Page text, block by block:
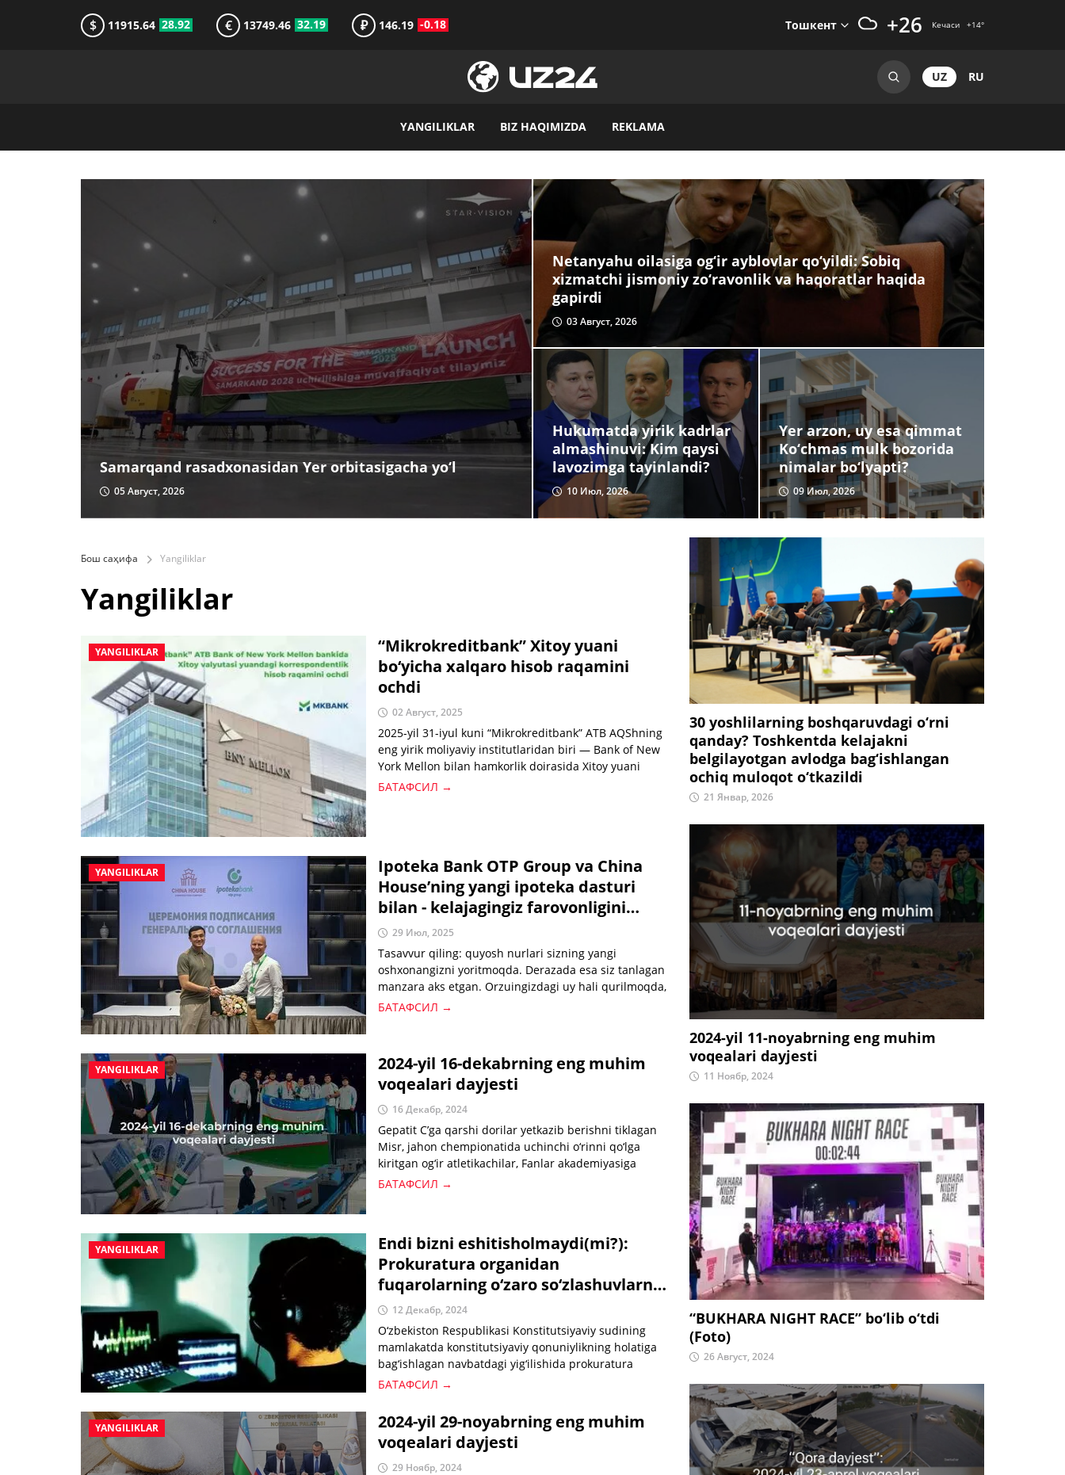
$ 11915.64 28.92 € 13749.46 32.19 ₽ 146.19 -0.18 Тошкент +26 Кечаси +14°
UZ RU
YANGILIKLAR BIZ HAQIMIZDA REKLAMA
Samarqand rasadxonasidan Yer orbitasigacha yo‘l
05 Август, 2026
Netanyahu oilasiga og‘ir ayblovlar qo‘yildi: Sobiq
xizmatchi jismoniy zo‘ravonlik va haqoratlar haqida
gapirdi
03 Август, 2026
Hukumatda yirik kadrlar
almashinuvi: Kim qaysi
lavozimga tayinlandi?
10 Июл, 2026
Yer arzon, uy esa qimmat
Ko‘chmas mulk bozorida
nimalar bo‘lyapti?
09 Июл, 2026
Бош саҳифа Yangiliklar
Yangiliklar
YANGILIKLAR
“Mikrokreditbank” Xitoy yuani
bo‘yicha xalqaro hisob raqamini
ochdi
02 Август, 2025
2025-yil 31-iyul kuni “Mikrokreditbank” ATB AQShning
eng yirik moliyaviy institutlaridan biri — Bank of New
York Mellon bilan hamkorlik doirasida Xitoy yuani
(CNY)da korrespondentlik hisob raqamini ochdi.
БАТАФСИЛ →
YANGILIKLAR
Ipoteka Bank OTP Group va China
House’ning yangi ipoteka dasturi
bilan - kelajagingiz farovonligini
qurishni bugundan boshlang
29 Июл, 2025
Tasavvur qiling: quyosh nurlari sizning yangi
oshxonangizni yoritmoqda. Derazada esa siz tanlagan
manzara aks etgan. Orzuingizdagi uy hali qurilmoqda,
lekin u allaqachon sizniki. Bularning bari — uzoq yillar
БАТАФСИЛ →
YANGILIKLAR
2024-yil 16-dekabrning eng muhim
voqealari dayjesti
16 Декабр, 2024
Gepatit C’ga qarshi dorilar yetkazib berishni tiklagan
Misr, jahon chempionatida uchinchi o‘rinni qo‘lga
kiritgan og‘ir atletikachilar, Fanlar akademiyasiga
saylangan prezident, shartsiz beriladigan 300 million
БАТАФСИЛ →
YANGILIKLAR
Endi bizni eshitisholmaydi(mi?):
Prokuratura organidan
fuqarolarning o‘zaro so‘zlashuvlarni
eshitish vakolati olinishi mumkin
12 Декабр, 2024
O‘zbekiston Respublikasi Konstitutsiyaviy sudining
mamlakatda konstitutsiyaviy qonuniylikning holatiga
bag‘ishlagan navbatdagi yig‘ilishida prokuratura
organidan tintuvga doir vakolatni olish taklif etildi.
БАТАФСИЛ →
YANGILIKLAR
2024-yil 29-noyabrning eng muhim
voqealari dayjesti
29 Ноябр, 2024
30 yoshlilarning boshqaruvdagi o‘rni
qanday? Toshkentda kelajakni
belgilayotgan avlodga bag‘ishlangan
ochiq muloqot o‘tkazildi
21 Январ, 2026
2024-yil 11-noyabrning eng muhim
voqealari dayjesti
11 Ноябр, 2024
“BUKHARA NIGHT RACE” bo‘lib o‘tdi
(Foto)
26 Август, 2024